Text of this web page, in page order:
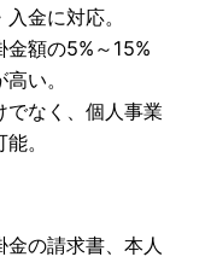
金に対応。
額の5%～15%
い。
でなく、個人事業
。
の請求書、本人